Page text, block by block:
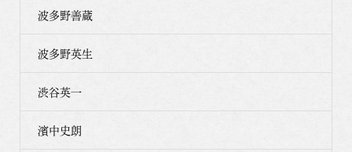
波多野善蔵
波多野英生
渋谷英一
濱中史朗